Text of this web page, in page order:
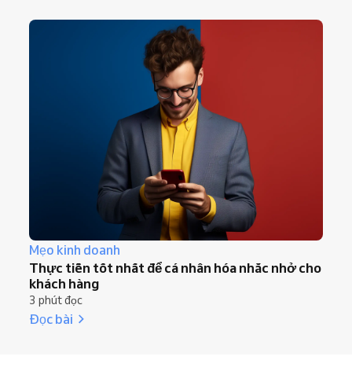
Mẹo kinh doanh
Thực tiễn tốt nhất để cá nhân hóa nhắc nhở cho
khách hàng
3 phút đọc
Đọc bài